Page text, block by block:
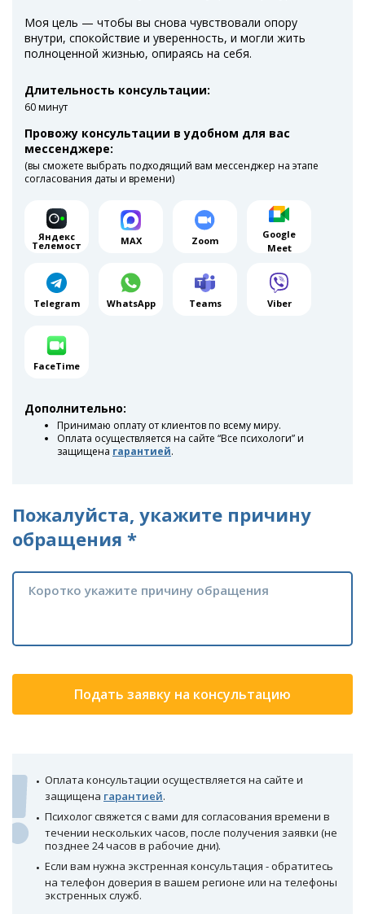
Моя цель — чтобы вы снова чувствовали опору
внутри, спокойствие и уверенность, и могли жить
полноценной жизнью, опираясь на себя.
Длительность консультации:
60 минут
Провожу консультации в удобном для вас
мессенджере:
(вы сможете выбрать подходящий вам мессенджер на этапе
согласования даты и времени)
Яндекс
Телемост MAX Zoom
Google
Meet
Telegram WhatsApp Teams Viber
FaceTime
Дополнительно:
Принимаю оплату от клиентов по всему миру.
Оплата осуществляется на сайте “Все психологи” и
защищена гарантией.
Пожалуйста, укажите причину
обращения *
Подать заявку на консультацию
Оплата консультации осуществляется на сайте и
защищена гарантией.
Психолог свяжется с вами для согласования времени в
течении нескольких часов, после получения заявки (не
позднее 24 часов в рабочие дни).
Если вам нужна экстренная консультация - обратитесь
на телефон доверия в вашем регионе или на телефоны
экстренных служб.